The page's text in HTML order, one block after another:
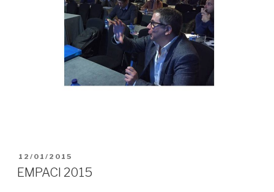
PUBLICADO
EL
12/01/2015
EMPACI 2015